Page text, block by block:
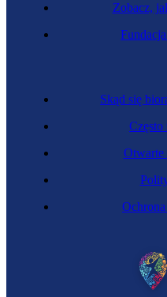
Skąd się
Często
Otwarte
Zobacz,